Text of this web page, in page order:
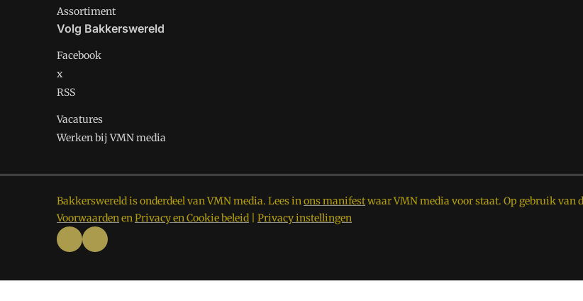
Assortiment
Volg Bakkerswereld
Facebook
x
RSS
Vacatures
Werken bij VMN media
Bakkerswereld is onderdeel van VMN media. Lees inons manifestwaar VMN media voor staat. Op gebruik van
VoorwaardenenPrivacy en Cookie beleid Privacy instellingen